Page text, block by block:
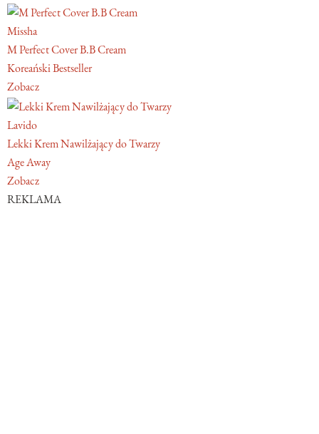
Missha
M Perfect Cover B.B Cream
Koreański Bestseller
Zobacz
Lavido
Lekki Krem Nawilżający do Twarzy
Age Away
Zobacz
REKLAMA